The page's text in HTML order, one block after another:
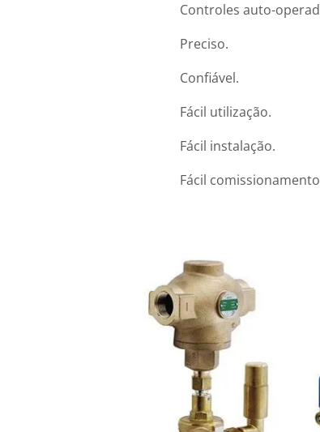
Controles auto-
Preciso.
Confiável.
Fácil utilização.
Fácil instalação.
Fácil